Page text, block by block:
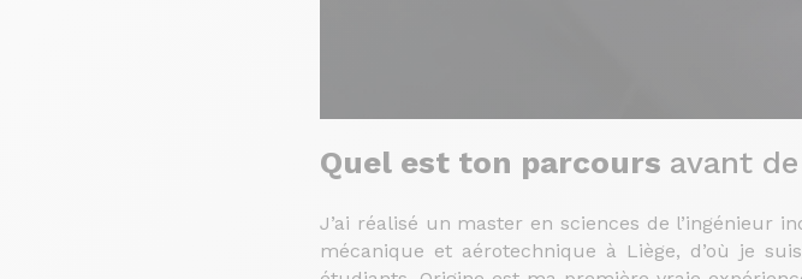
Quel est ton parcours avant
J’ai réalisé un master en sciences de l’ingénieur
mécanique et aérotechnique à Liège, d’où je